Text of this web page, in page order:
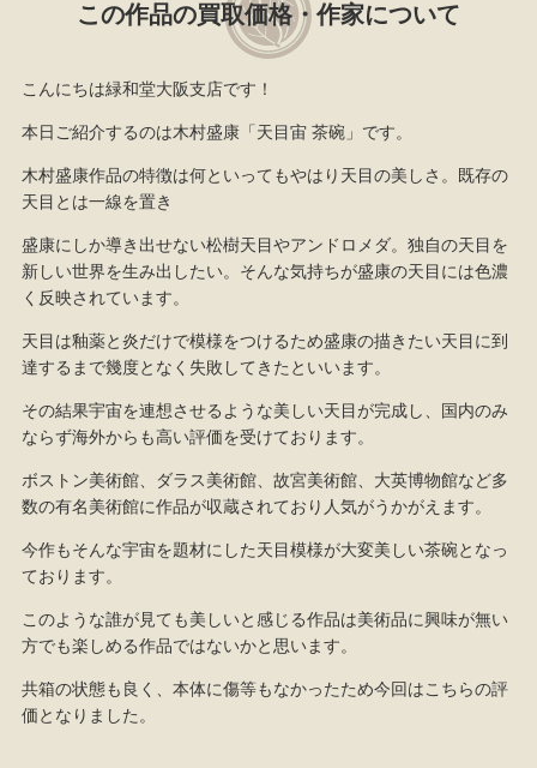
この作品の買取価格・作家について
こんにちは緑和堂大阪支店です！
本日ご紹介するのは木村盛康「天目宙 茶碗」です。
木村盛康作品の特徴は何といってもやはり天目の美しさ。既存の
天目とは一線を置き
盛康にしか導き出せない松樹天目やアンドロメダ。独自の天目を
新しい世界を生み出したい。そんな気持ちが盛康の天目には色濃
く反映されています。
天目は釉薬と炎だけで模様をつけるため盛康の描きたい天目に到
達するまで幾度となく失敗してきたといいます。
その結果宇宙を連想させるような美しい天目が完成し、国内のみ
ならず海外からも高い評価を受けております。
ボストン美術館、ダラス美術館、故宮美術館、大英博物館など多
数の有名美術館に作品が収蔵されており人気がうかがえます。
今作もそんな宇宙を題材にした天目模様が大変美しい茶碗となっ
ております。
このような誰が見ても美しいと感じる作品は美術品に興味が無い
方でも楽しめる作品ではないかと思います。
共箱の状態も良く、本体に傷等もなかったため今回はこちらの評
価となりました。